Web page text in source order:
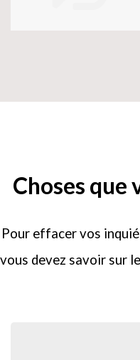
Choses que
Pour effacer vos
vous devez savoir sur